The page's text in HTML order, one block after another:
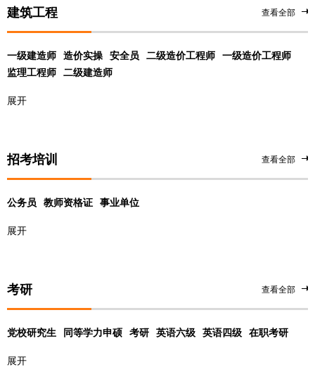
建筑工程 查看全部
一级建造师 造价实操 安全员 二级造价工程师
一级造价工程师
监理工程师
二级建造师
展开
招考培训 查看全部
公务员 教师资格证 事业单位
展开
考研 查看全部
党校研究生 同等学力申硕 考研 英语六级 英语四级 在职考研
展开